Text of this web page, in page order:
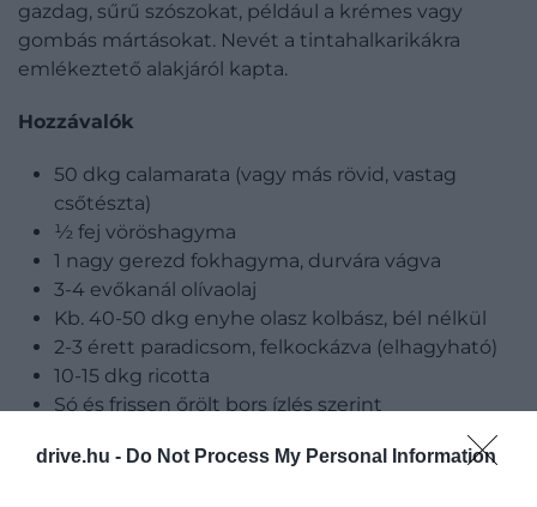
drive.hu - Do Not Process My Personal Information
gazdag, sűrű szószokat, például a krémes vagy
gombás mártásokat. Nevét a tintahalkarikákra
emlékeztető alakjáról kapta.
Hozzávalók
50 dkg calamarata (vagy más rövid, vastag
csőtészta)
½ fej vöröshagyma
1 nagy gerezd fokhagyma, durvára vágva
3-4 evőkanál olívaolaj
Kb. 40-50 dkg enyhe olasz kolbász, bél nélkül
2-3 érett paradicsom, felkockázva (elhagyható)
10-15 dkg ricotta
Só és frissen őrölt bors ízlés szerint
5-6 dkg frissen reszelt pecorino romano sajt